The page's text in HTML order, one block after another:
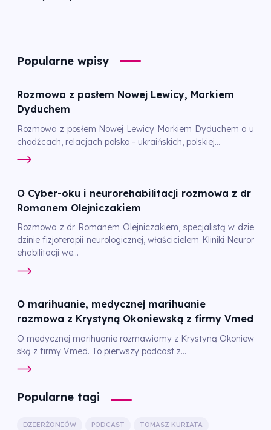
Popularne wpisy
Rozmowa z posłem Nowej Lewicy, Markiem
Dyduchem
Rozmowa z posłem Nowej Lewicy Markiem Dyduchem o u
chodźcach, relacjach polsko - ukraińskich, polskiej...
O Cyber-oku i neurorehabilitacji rozmowa z dr
Romanem Olejniczakiem
Rozmowa z dr Romanem Olejniczakiem, specjalistą w dzie
dzinie fizjoterapii neurologicznej, właścicielem Kliniki Neuror
ehabilitacji we...
O marihuanie, medycznej marihuanie
rozmowa z Krystyną Okoniewską z firmy Vmed
O medycznej marihuanie rozmawiamy z Krystyną Okoniew
ską z firmy Vmed. To pierwszy podcast z...
Popularne tagi
DZIERŻONIÓW PODCAST TOMASZ KURIATA